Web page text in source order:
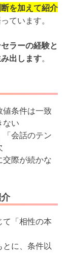
を加えて紹介
ています。
ラーの経験と
出します。
値条件は一致
ない
「会話のテン
際が続かな
て「相性の本
に、条件以